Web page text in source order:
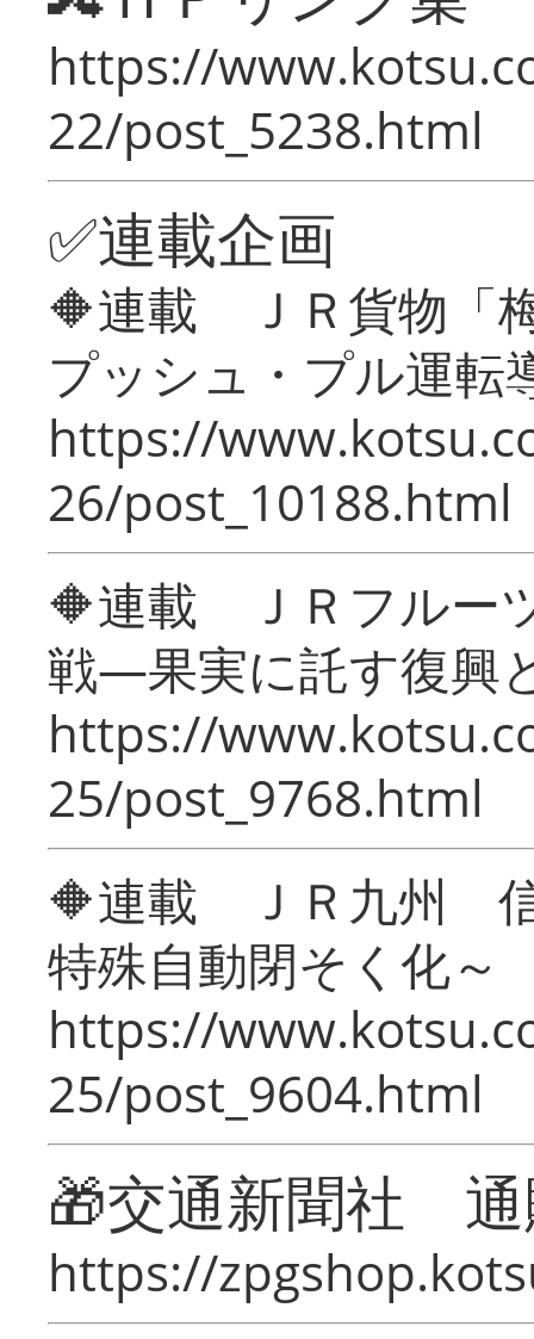
https://
22/post_5238.html
✅連載企画
🔶連載 ＪＲ貨物「
プッシュ・プル運転
https://
26/post_10188.html
🔶連載 ＪＲフルー
戦―果実に託す復興
https://
25/post_9768.html
🔶連載 ＪＲ九州 信
特殊自動閉そく化～
https://
25/post_9604.html
🎁交通新聞社
https://